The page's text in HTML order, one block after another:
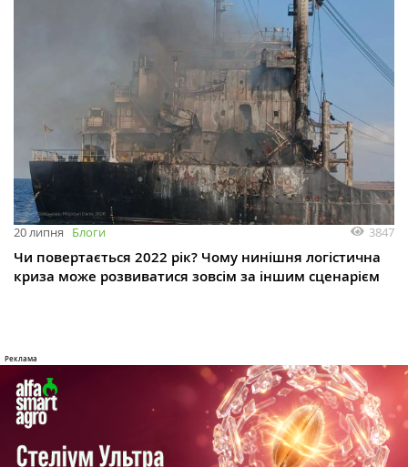
20 липня Блоги 3847
Чи повертається 2022 рік? Чому нинішня логістична
криза може розвиватися зовсім за іншим сценарієм